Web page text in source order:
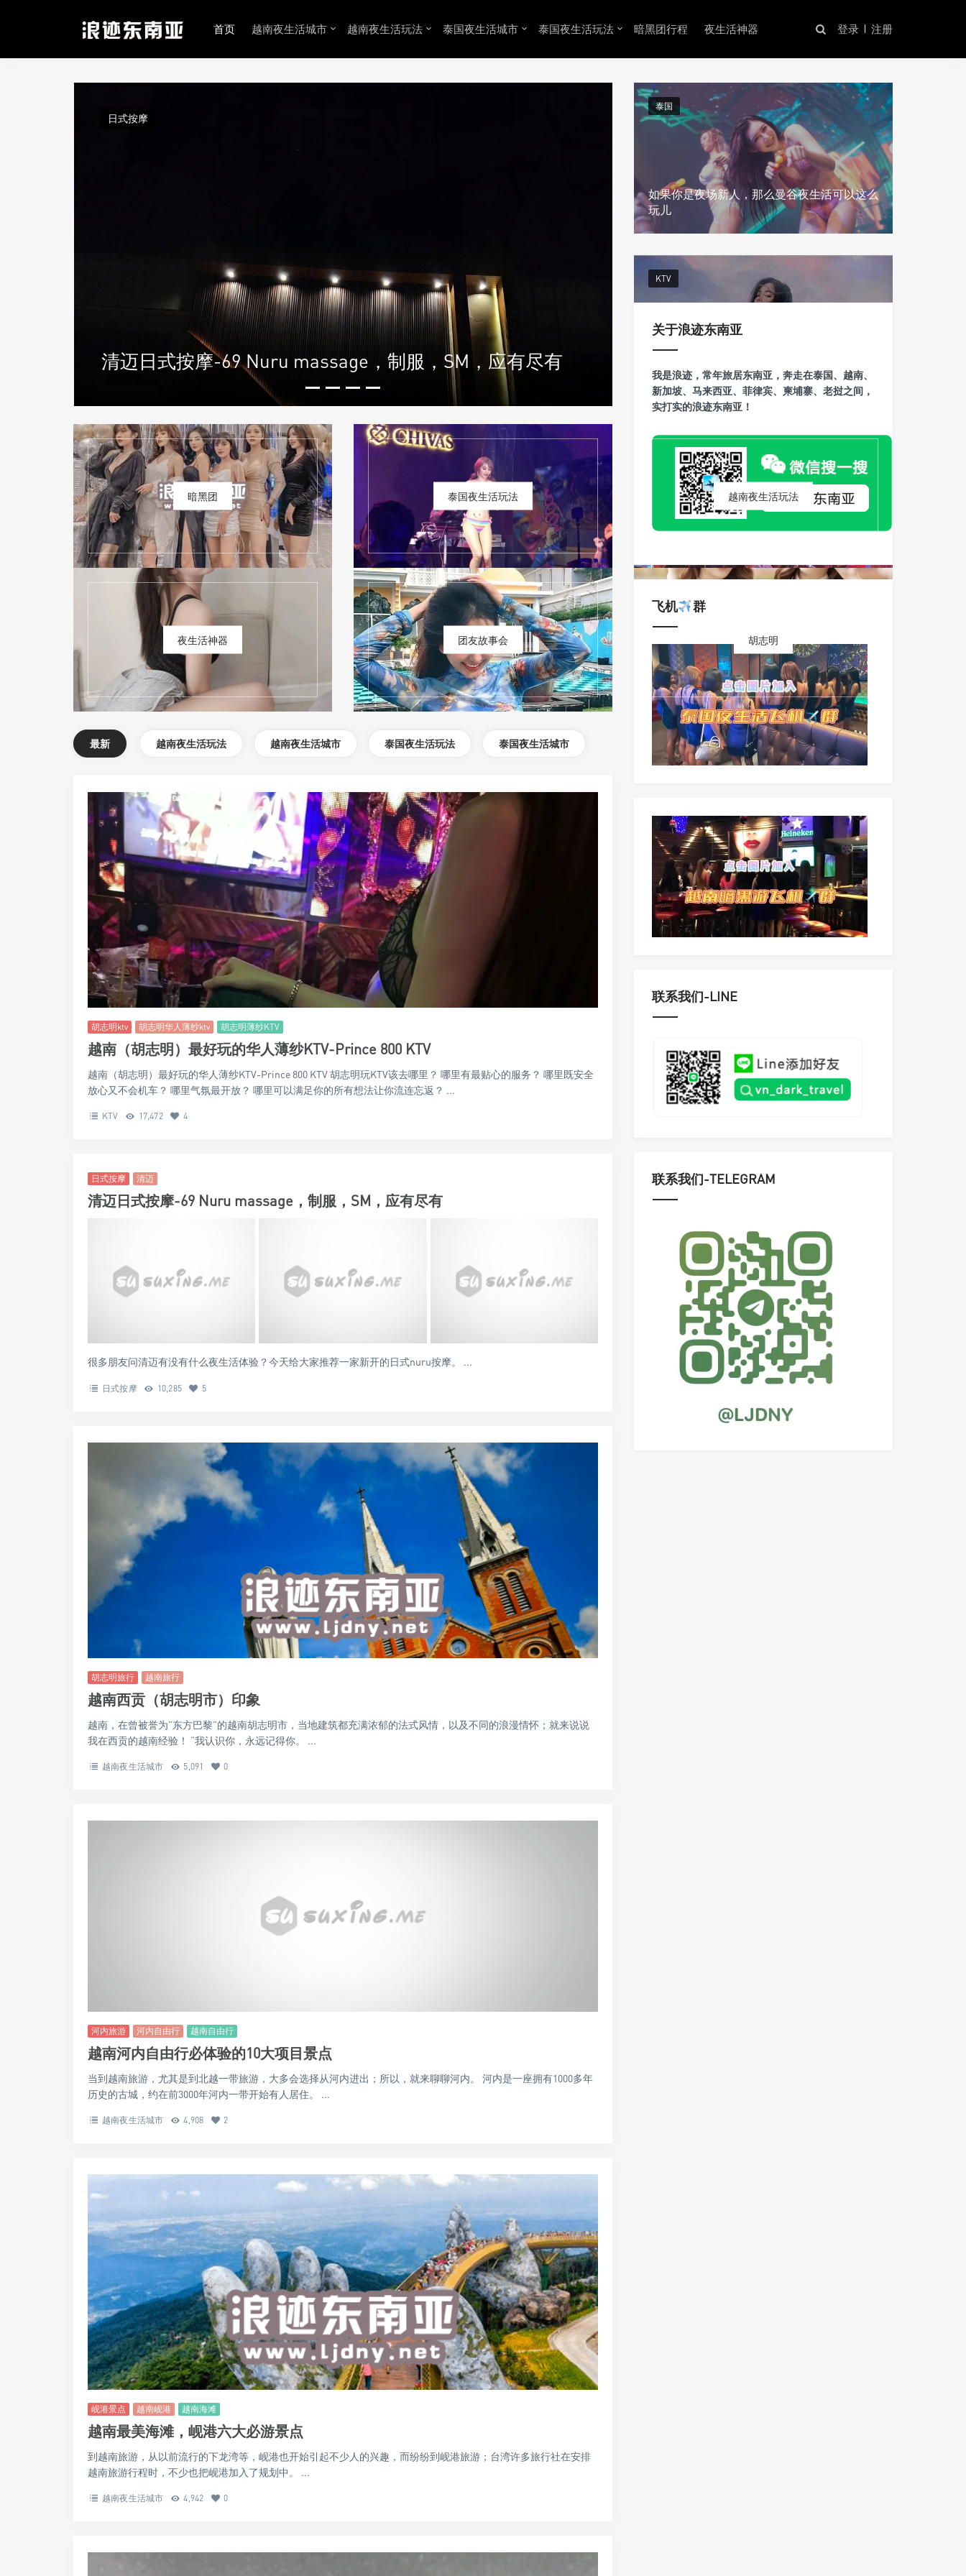
首页 越南夜生活城市 越南夜生活玩法 泰国夜生活城市 泰国夜生活玩法 暗黑团行程 夜生活神器 登录 注册
日式按摩
清迈日式按摩-69 Nuru massage，制服，SM，应有尽有
NURU按摩
泰国
如果你是夜场新人，那么曼谷夜生活可以这么
玩儿
KTV
越南暗黑游河内KTV的分类以及玩法
暗黑团 泰国夜生活玩法 越南夜生活玩法
夜生活神器 团友故事会 胡志明
最新 越南夜生活玩法 越南夜生活城市 泰国夜生活玩法 泰国夜生活城市
胡志明ktv 胡志明华人薄纱ktv 胡志明薄纱KTV
越南（胡志明）最好玩的华人薄纱KTV-Prince 800 KTV
越南（胡志明）最好玩的华人薄纱KTV-Prince 800 KTV 胡志明玩KTV该去哪里？ 哪里有最贴心的服务？ 哪里既安全
放心又不会机车？ 哪里气氛最开放？ 哪里可以满足你的所有想法让你流连忘返？ ...
KTV 17,472 4
日式按摩 清迈
清迈日式按摩-69 Nuru massage，制服，SM，应有尽有
很多朋友问清迈有没有什么夜生活体验？今天给大家推荐一家新开的日式nuru按摩。 ...
日式按摩 10,285 5
胡志明旅行 越南旅行
越南西贡（胡志明市）印象
越南，在曾被誉为”东方巴黎”的越南胡志明市，当地建筑都充满浓郁的法式风情，以及不同的浪漫情怀；就来说说
我在西贡的越南经验！ “我认识你，永远记得你。 ...
越南夜生活城市 5,091 0
河内旅游 河内自由行 越南自由行
越南河内自由行必体验的10大项目景点
当到越南旅游，尤其是到北越一带旅游，大多会选择从河内进出；所以，就来聊聊河内。 河内是一座拥有1000多年
历史的古城，约在前3000年河内一带开始有人居住。 ...
越南夜生活城市 4,908 2
岘港景点 越南岘港 越南海滩
越南最美海滩，岘港六大必游景点
到越南旅游，从以前流行的下龙湾等，岘港也开始引起不少人的兴趣，而纷纷到岘港旅游；台湾许多旅行社在安排
越南旅游行程时，不少也把岘港加入了规划中。 ...
越南夜生活城市 4,942 0
关于浪迹东南亚
我是浪迹，常年旅居东南亚，奔走在泰国、越南、
新加坡、马来西亚、菲律宾、柬埔寨、老挝之间，
实打实的浪迹东南亚！
飞机 群
联系我们-LINE
联系我们-TELEGRAM